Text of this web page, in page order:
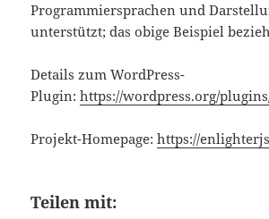
Programmiersprachen und
unterstützt; das obige Beispiel
Details zum WordPress-
Plugin:https://wordpress.org/
Projekt-Homepage:https://
Teilen mit: